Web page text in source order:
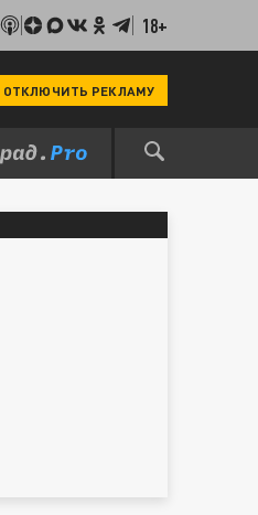
18+
ОТКЛЮЧИТЬ РЕКЛАМУ